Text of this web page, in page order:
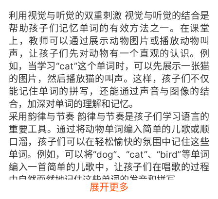
利用视觉与听觉的双重刺激 视觉与听觉的结合是
帮助孩子们记忆单词的有效方法之一。在课堂
上，教师可以通过展示动物图片或播放动物叫
声，让孩子们先对动物有一个直观的认识。例
如，当学习“cat”这个单词时，可以先展示一张猫
的图片，然后播放猫的叫声。这样，孩子们不仅
能记住单词的拼写，还能通过声音与图像的结
合，加深对单词的理解和记忆。
采用韵律与节奏 韵律与节奏是孩子们学习语言的
重要工具。通过将动物单词编入简单的儿歌或顺
口溜，孩子们可以在轻松愉快的氛围中记住这些
单词。例如，可以将“dog”、“cat”、“bird”等单词
编入一首简单的儿歌中，让孩子们在唱歌的过程
中自然而然地记住这些单词的发音和拼写。
互动游戏增强记忆 互动游戏是少儿英语课堂中不
展开更多